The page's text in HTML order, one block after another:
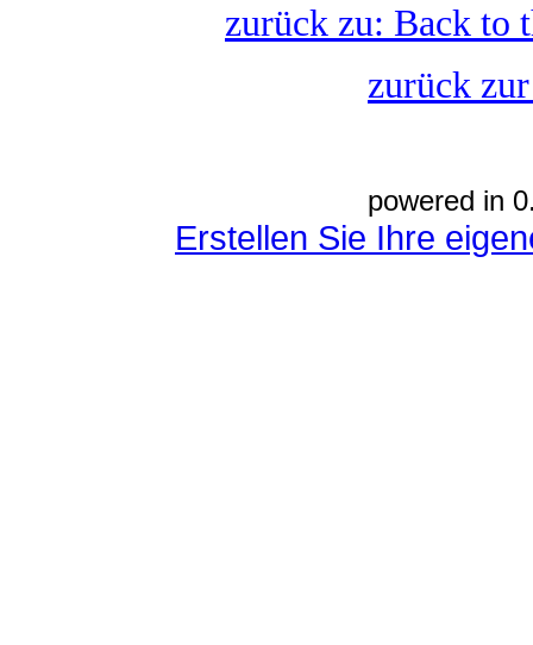
zurück zu: Back to
zurück
powered in
Erstellen Sie Ihre